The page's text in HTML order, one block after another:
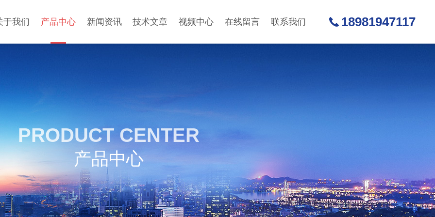
于我们 产品中心 新闻资讯 技术文章 视频中心 在线留言 联系我们 18981947117
PRODUCT CENTER
产品中心